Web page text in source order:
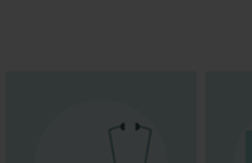
Gesundheitswegweiser